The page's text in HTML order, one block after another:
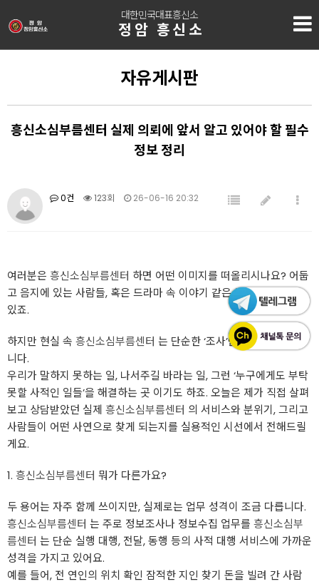
대한민국대표흥신소
정암 흥신소
자유게시판
흥신소심부름센터 실제 의뢰에 앞서 알고 있어야 할 필수
정보 정리
0건 123회 26-06-16 20:32
여러분은 흥신소심부름센터 하면 어떤 이미지를 떠올리시나요? 어둡
고 음지에 있는 사람들, 혹은 드라마 속 이야기 같은 느낌이 들 수도
있죠.
하지만 현실 속 흥신소심부름센터 는 단순한 ‘조사’만 하는 곳이 아닙
니다.
우리가 말하지 못하는 일, 나서주길 바라는 일, 그런 ‘누구에게도 부탁
못할 사적인 일들’을 해결하는 곳 이기도 하죠. 오늘은 제가 직접 살펴
보고 상담받았던 실제 흥신소심부름센터 의 서비스와 분위기, 그리고
사람들이 어떤 사연으로 찾게 되는지를 실용적인 시선에서 전해드릴
게요.
1. 흥신소심부름센터 뭐가 다른가요?
두 용어는 자주 함께 쓰이지만, 실제로는 업무 성격이 조금 다릅니다.
흥신소심부름센터 는 주로 정보조사나 정보수집 업무를 흥신소심부
름센터 는 단순 실행 대행, 전달, 동행 등의 사적 대행 서비스에 가까운
성격을 가지고 있어요.
예를 들어, 전 연인의 위치 확인 잠적한 지인 찾기 돈을 빌려 간 사람